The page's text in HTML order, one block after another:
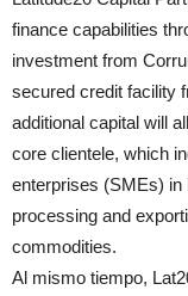
finance capabilities
investment from
secured credit facility
additional capital will
core clientele, which
enterprises (SMEs) in
processing and
commodities.
Al mismo tiempo,